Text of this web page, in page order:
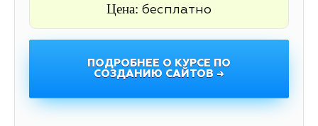
Цена: бесплатно
ПОДРОБНЕЕ О КУРСЕ ПО
СОЗДАНИЮ САЙТОВ →